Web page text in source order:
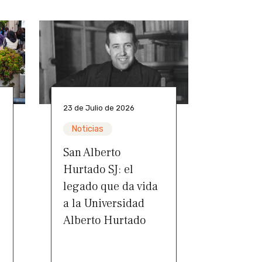
23 de Julio de 2026
Noticias
San Alberto
Hurtado SJ: el
legado que da vida
a la Universidad
Alberto Hurtado